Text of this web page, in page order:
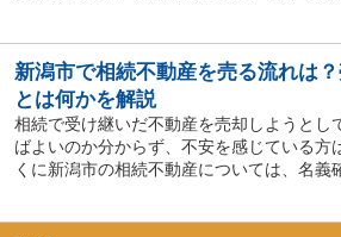
新潟市で相続不動産を売る流れは
とは何かを解説
相続で受け継いだ不動産を売却しようとし
ばよいのか分からず、不安を感じている方
くに新潟市の相続不動産については、名義